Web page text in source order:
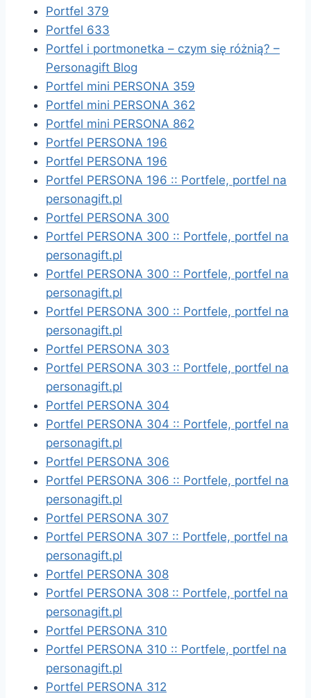
Portfel 379
Portfel 633
Portfel i portmonetka – czym się różnią? –
Personagift Blog
Portfel mini PERSONA 359
Portfel mini PERSONA 362
Portfel mini PERSONA 862
Portfel PERSONA 196
Portfel PERSONA 196
Portfel PERSONA 196 :: Portfele, portfel na
personagift.pl
Portfel PERSONA 300
Portfel PERSONA 300 :: Portfele, portfel na
personagift.pl
Portfel PERSONA 300 :: Portfele, portfel na
personagift.pl
Portfel PERSONA 300 :: Portfele, portfel na
personagift.pl
Portfel PERSONA 303
Portfel PERSONA 303 :: Portfele, portfel na
personagift.pl
Portfel PERSONA 304
Portfel PERSONA 304 :: Portfele, portfel na
personagift.pl
Portfel PERSONA 306
Portfel PERSONA 306 :: Portfele, portfel na
personagift.pl
Portfel PERSONA 307
Portfel PERSONA 307 :: Portfele, portfel na
personagift.pl
Portfel PERSONA 308
Portfel PERSONA 308 :: Portfele, portfel na
personagift.pl
Portfel PERSONA 310
Portfel PERSONA 310 :: Portfele, portfel na
personagift.pl
Portfel PERSONA 312